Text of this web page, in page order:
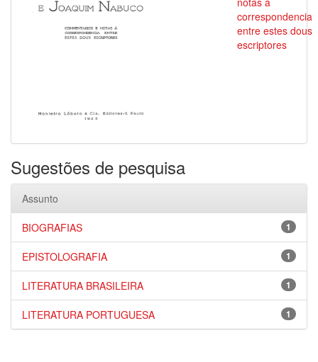
correspondencia
entre estes dous
escriptores
Sugestões de pesquisa
Assunto
1
BIOGRAFIAS
1
EPISTOLOGRAFIA
1
LITERATURA BRASILEIRA
1
LITERATURA PORTUGUESA